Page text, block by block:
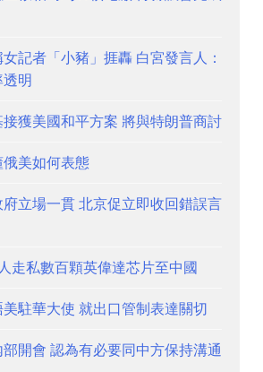
記者「小豬」捱轟 白宮發言人：
明
獲美國和平方案 將與特朗普商討
美如何表態
立場一貫 北京促立即收回錯誤言
走私數百顆英偉達芯片至中國
駐華大使 就出口管制表達關切
部開會 認為有必要同中方保持溝通